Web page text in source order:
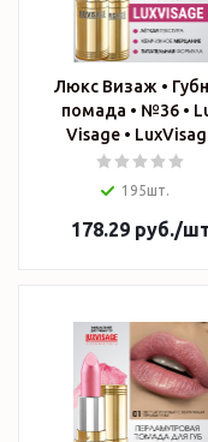
Люкс Визаж •
помада • №36 •
Visage •
195шт.
178.29руб./